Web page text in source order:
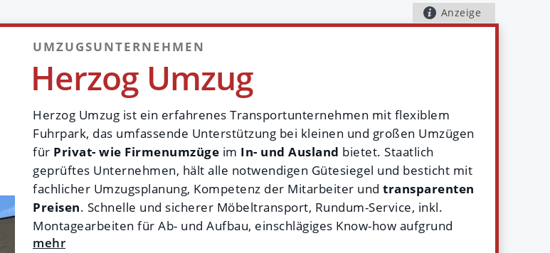
UMZUGSUNTERNEHMEN
Herzog Umzug
Herzog Umzug ist ein erfahrenes Transportunternehmen mit flexiblem
Fuhrpark, das umfassende Unterstützung bei kleinen und großen Umzügen
für Privat- wie Firmenumzüge im In- und Ausland bietet. Staatlich
geprüftes Unternehmen, hält alle notwendigen Gütesiegel und besticht mit
fachlicher Umzugsplanung, Kompetenz der Mitarbeiter und transparenten
Preisen. Schnelle und sicherer Möbeltransport, Rundum-Service, inkl.
Montagearbeiten für Ab- und Aufbau, einschlägiges Know-how aufgrund
langjähriger Erfahrung bei Büroübersiedlung und Grenzen überschreitende
Anzeige